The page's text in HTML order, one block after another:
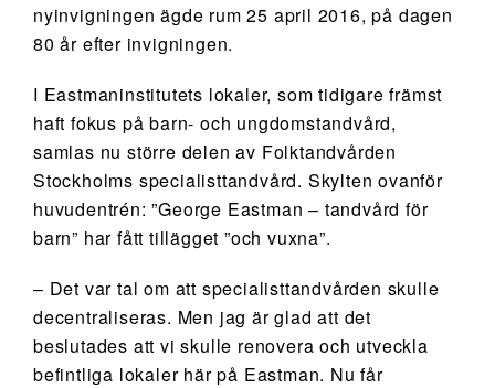
nyinvigningen ägde rum 25 april 2016, på dagen
80 år efter invigningen.
I Eastmaninstitutets lokaler, som tidigare främst
haft fokus på barn- och ungdomstandvård,
samlas nu större delen av Folktandvården
Stockholms specialisttandvård. Skylten ovanför
huvudentrén: ”George Eastman – tandvård för
barn” har fått tillägget ”och vuxna”.
– Det var tal om att specialisttandvården skulle
decentraliseras. Men jag är glad att det
beslutades att vi skulle renovera och utveckla
befintliga lokaler här på Eastman. Nu får